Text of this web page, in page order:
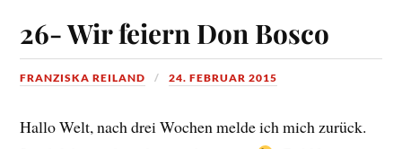
26- Wir feiern Don Bosco
FRANZISKA REILAND 24. FEBRUAR 2015
Hallo Welt, nach drei Wochen melde ich mich zurück.